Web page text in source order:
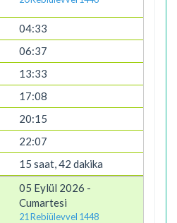
04:33
06:37
13:33
17:08
20:15
22:07
15 saat, 42 dakika
05 Eylül 2026 -
Cumartesi
21 Rebiülevvel 1448